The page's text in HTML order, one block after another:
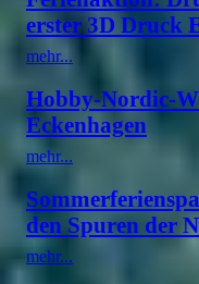
erster 3D Druck
mehr...
Hobby-Nordic-
Eckenhagen
mehr...
den Spuren der
mehr...